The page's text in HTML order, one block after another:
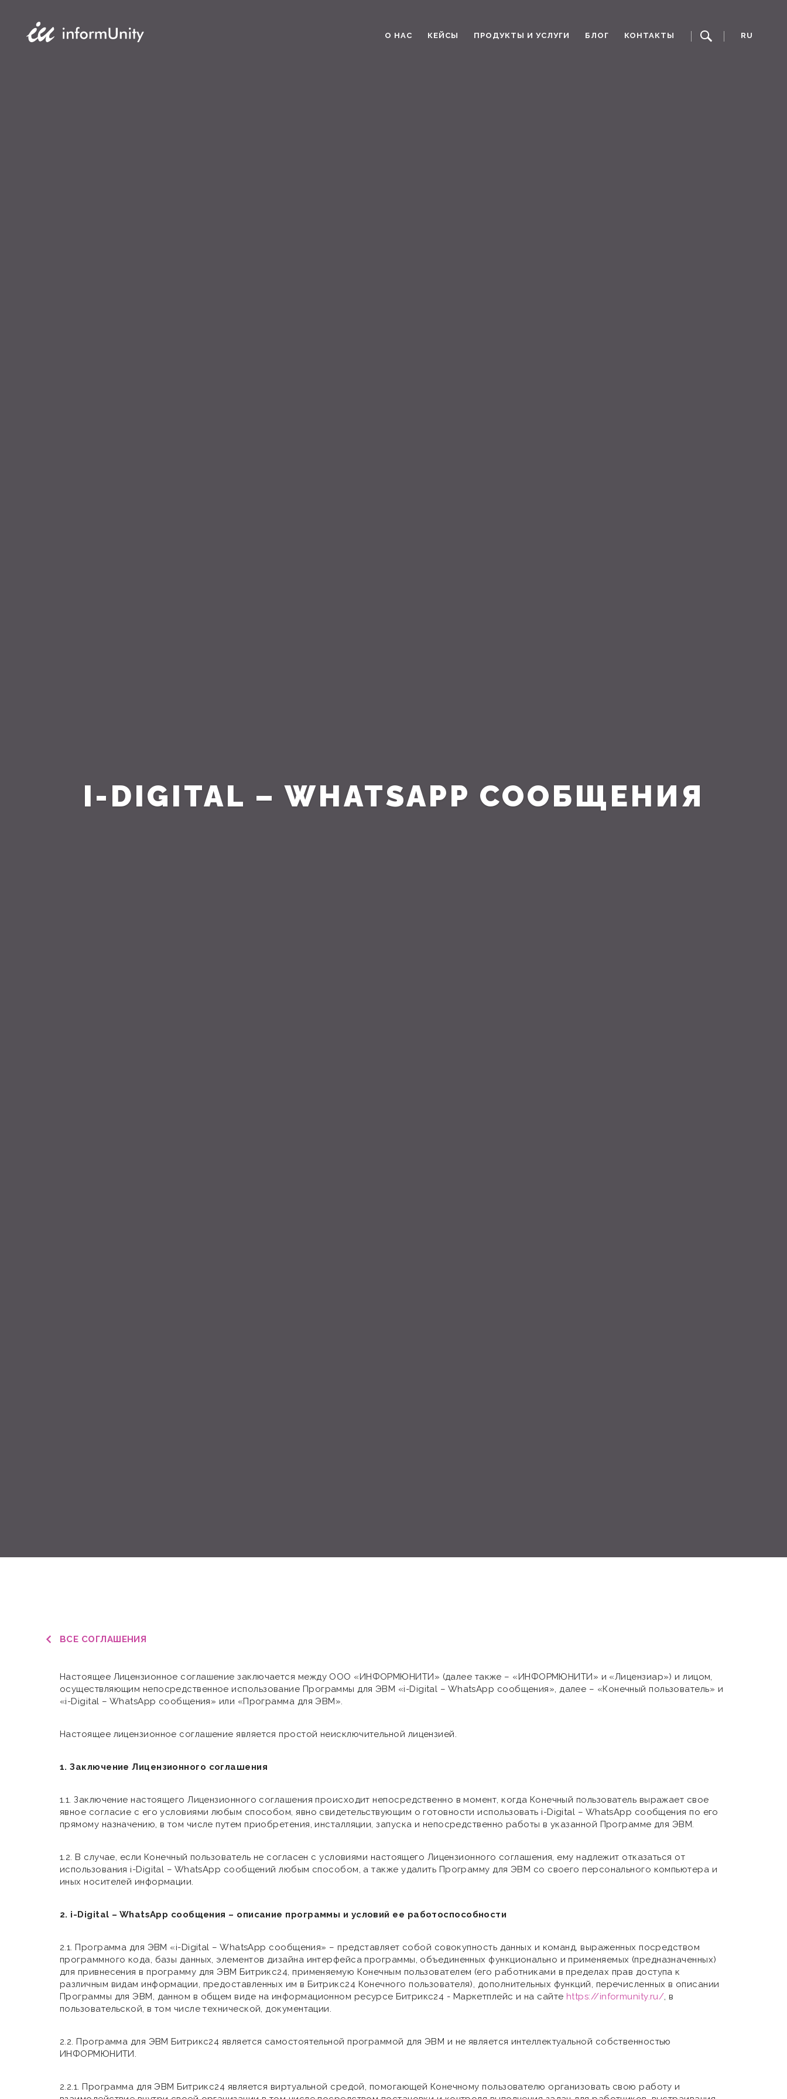
О НАС КЕЙСЫ ПРОДУКТЫ И УСЛУГИ БЛОГ КОНТАКТЫ RU
I-DIGITAL – WHATSAPP СООБЩЕНИЯ
ВСЕ СОГЛАШЕНИЯ
Настоящее Лицензионное соглашение заключается между ООО «ИНФОРМЮНИТИ» (далее также – «ИНФОРМЮНИТИ» и «Лицензиар») и лицом,
осуществляющим непосредственное использование Программы для ЭВМ «i-Digital – WhatsApp сообщения», далее – «Конечный пользователь» и
«i-Digital – WhatsApp сообщения» или «Программа для ЭВМ».
Настоящее лицензионное соглашение является простой неисключительной лицензией.
1. Заключение Лицензионного соглашения
1.1. Заключение настоящего Лицензионного соглашения происходит непосредственно в момент, когда Конечный пользователь выражает свое
явное согласие с его условиями любым способом, явно свидетельствующим о готовности использовать i-Digital – WhatsApp сообщения по его
прямому назначению, в том числе путем приобретения, инсталляции, запуска и непосредственно работы в указанной Программе для ЭВМ.
1.2. В случае, если Конечный пользователь не согласен с условиями настоящего Лицензионного соглашения, ему надлежит отказаться от
использования i-Digital – WhatsApp сообщений любым способом, а также удалить Программу для ЭВМ со своего персонального компьютера и
иных носителей информации.
2. i-Digital – WhatsApp сообщения – описание программы и условий ее работоспособности
2.1. Программа для ЭВМ «i-Digital – WhatsApp сообщения» – представляет собой совокупность данных и команд, выраженных посредством
программного кода, базы данных, элементов дизайна интерфейса программы, объединенных функционально и применяемых (предназначенных)
для привнесения в программу для ЭВМ Битрикс24, применяемую Конечным пользователем (его работниками в пределах прав доступа к
различным видам информации, предоставленных им в Битрикс24 Конечного пользователя), дополнительных функций, перечисленных в описании
Программы для ЭВМ, данном в общем виде на информационном ресурсе Битрикс24 - Маркетплейс и на сайте https://informunity.ru/, в
пользовательской, в том числе технической, документации.
2.2. Программа для ЭВМ Битрикс24 является самостоятельной программой для ЭВМ и не является интеллектуальной собственностью
ИНФОРМЮНИТИ.
2.2.1. Программа для ЭВМ Битрикс24 является виртуальной средой, помогающей Конечному пользователю организовать свою работу и